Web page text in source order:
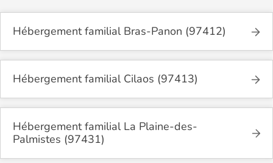
Hébergement familial Bras-Panon (97412)
Hébergement familial Cilaos (97413)
Hébergement familial La Plaine-des-
Palmistes (97431)